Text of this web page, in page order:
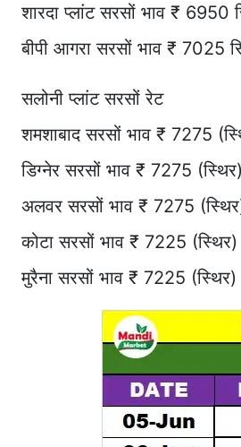
शारदा प्लांट सरसों भाव ₹ 6950
बीपी आगरा सरसों भाव ₹ 7025
सलोनी प्लांट सरसों रेट
शमशाबाद सरसों भाव ₹ 7275
डिग्नेर सरसों भाव ₹ 7275 (स्थिर)
अलवर सरसों भाव ₹ 7275
कोटा सरसों भाव ₹ 7225 (स्थिर)
मुरैना सरसों भाव ₹ 7225 (स्थिर)